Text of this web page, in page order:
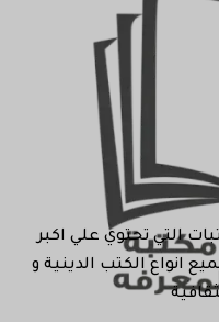
التي تحتوي علي اكبر
انواع الكتب الدينية و